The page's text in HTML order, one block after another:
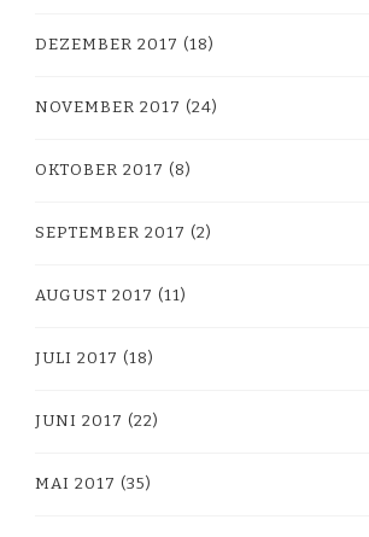
DEZEMBER 2017 (18)
NOVEMBER 2017 (24)
OKTOBER 2017 (8)
SEPTEMBER 2017 (2)
AUGUST 2017 (11)
JULI 2017 (18)
JUNI 2017 (22)
MAI 2017 (35)